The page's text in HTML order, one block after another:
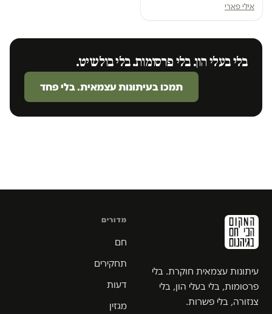
אילי פארי
בלי בעלי הון. בלי פרסומות. בלי בולשיט.
תמכו בעיתונות עצמאית. בלי פחד
עיתונות עצמאית חוקרת. בלי
פרסומות, בלי בעלי הון, בלי
צנזורה, בלי פשרות.
מדורים
חם
תחקירים
דעות
מגזין